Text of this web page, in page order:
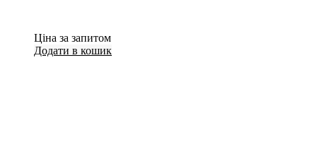
Ціна за запитом
Додати в кошик